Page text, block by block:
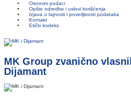
Osnovni podaci
Opšte odredbe i uslovi korišćenja
Izjava o tajnosti i poverljivosti podataka
Kontakt
Etički kodeks
MK Group zvanično
Dijamant